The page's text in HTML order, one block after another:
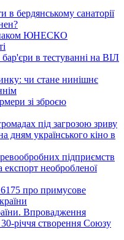
в бердянському санаторії
ЮНЕСКО
в тестуванні на ВІЛ
чи стане нинішнє
зі зброєю
під загрозою зриву
дням українського кіно в
підприємств
необробленої
про примусове
Впровадження
річчя створення Союзу